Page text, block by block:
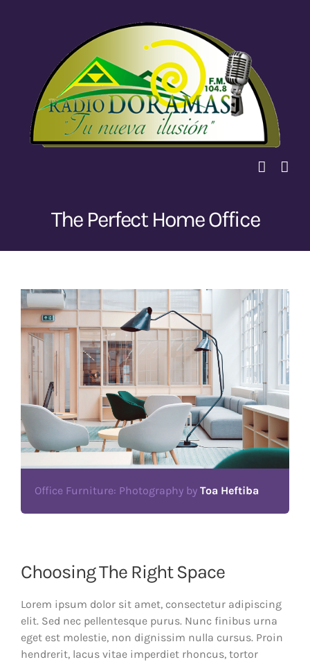
The Perfect Home Office
Office Furniture: Photography by Toa Heftiba
Choosing The Right Space
Lorem ipsum dolor sit amet, consectetur adipiscing
elit. Sed nec pellentesque purus. Nunc finibus urna
eget est molestie, non dignissim nulla cursus. Proin
hendrerit, lacus vitae imperdiet rhoncus, tortor